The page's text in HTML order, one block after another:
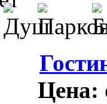
Цена: